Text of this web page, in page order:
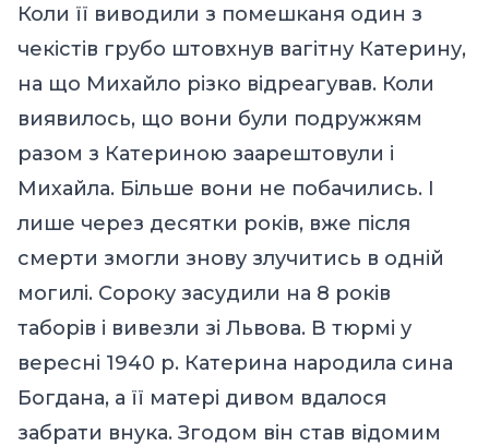
Коли її виводили з помешканя один з
чекістів грубо штовхнув вагітну Катерину,
на що Михайло різко відреагував. Коли
виявилось, що вони були подружжям
разом з Катериною заарештовули і
Михайла. Більше вони не побачились. І
лише через десятки років, вже після
смерти змогли знову злучитись в одній
могилі. Сороку засудили на 8 років
таборів і вивезли зі Львова. В тюрмі у
вересні 1940 р. Катерина народила сина
Богдана, а її матері дивом вдалося
забрати внука. Згодом він став відомим